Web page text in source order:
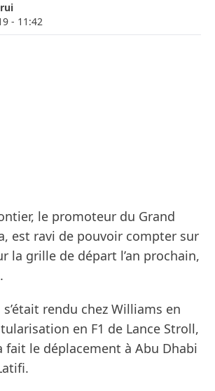
- 11:42
le promoteur du Grand
est ravi de pouvoir compter sur
la grille de départ l’an prochain,
rendu chez Williams en
en F1 de Lance Stroll,
fait le déplacement à Abu Dhabi